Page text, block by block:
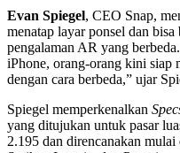
Evan Spiegel, CEO Snap,
menatap layar ponsel dan
pengalaman AR yang
iPhone, orang-orang kini siap
dengan cara berbeda,” ujar
Spiegel memperkenalkan
yang ditujukan untuk pasar
2.195 dan direncanakan